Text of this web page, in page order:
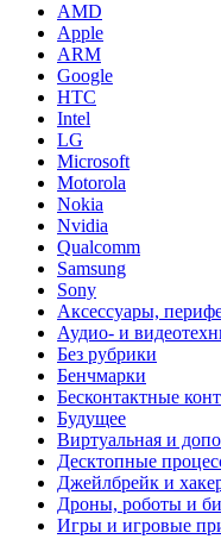
AMD
Apple
ARM
Google
HTC
Intel
LG
Microsoft
Motorola
Nokia
Nvidia
Qualcomm
Samsung
Sony
Аксессуары,
Аудио- и
Без рубрики
Бенчмарки
Бесконтактные
Будущее
Виртуальная и
Десктопные
Джейлбрейк и
Дроны, роботы и
Игры и игровые